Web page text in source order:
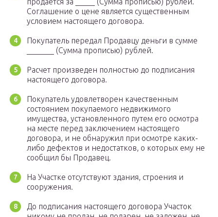
Соглашение о цене является существенным
условием настоящего договора.
Покупатель передал Продавцу деньги в сумме
_______ (Сумма прописью) рублей.
Расчет произведен полностью до подписания
настоящего договора.
Покупатель удовлетворен качественным
состоянием покупаемого недвижимого
имущества, установленного путем его осмотра
на месте перед заключением настоящего
договора, и не обнаружил при осмотре каких-
либо дефектов и недостатков, о которых ему не
сообщил бы Продавец.
На Участке отсутствуют здания, строения и
сооружения.
До подписания настоящего договора Участок